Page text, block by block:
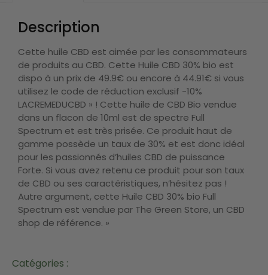
Description
Cette huile CBD est aimée par les consommateurs
de produits au CBD. Cette Huile CBD 30% bio est
dispo à un prix de 49.9€ ou encore à 44.91€ si vous
utilisez le code de réduction exclusif -10%
LACREMEDUCBD » ! Cette huile de CBD Bio vendue
dans un flacon de 10ml est de spectre Full
Spectrum et est très prisée. Ce produit haut de
gamme possède un taux de 30% et est donc idéal
pour les passionnés d’huiles CBD de puissance
Forte. Si vous avez retenu ce produit pour son taux
de CBD ou ses caractéristiques, n’hésitez pas !
Autre argument, cette Huile CBD 30% bio Full
Spectrum est vendue par The Green Store, un CBD
shop de référence. »
Catégories :